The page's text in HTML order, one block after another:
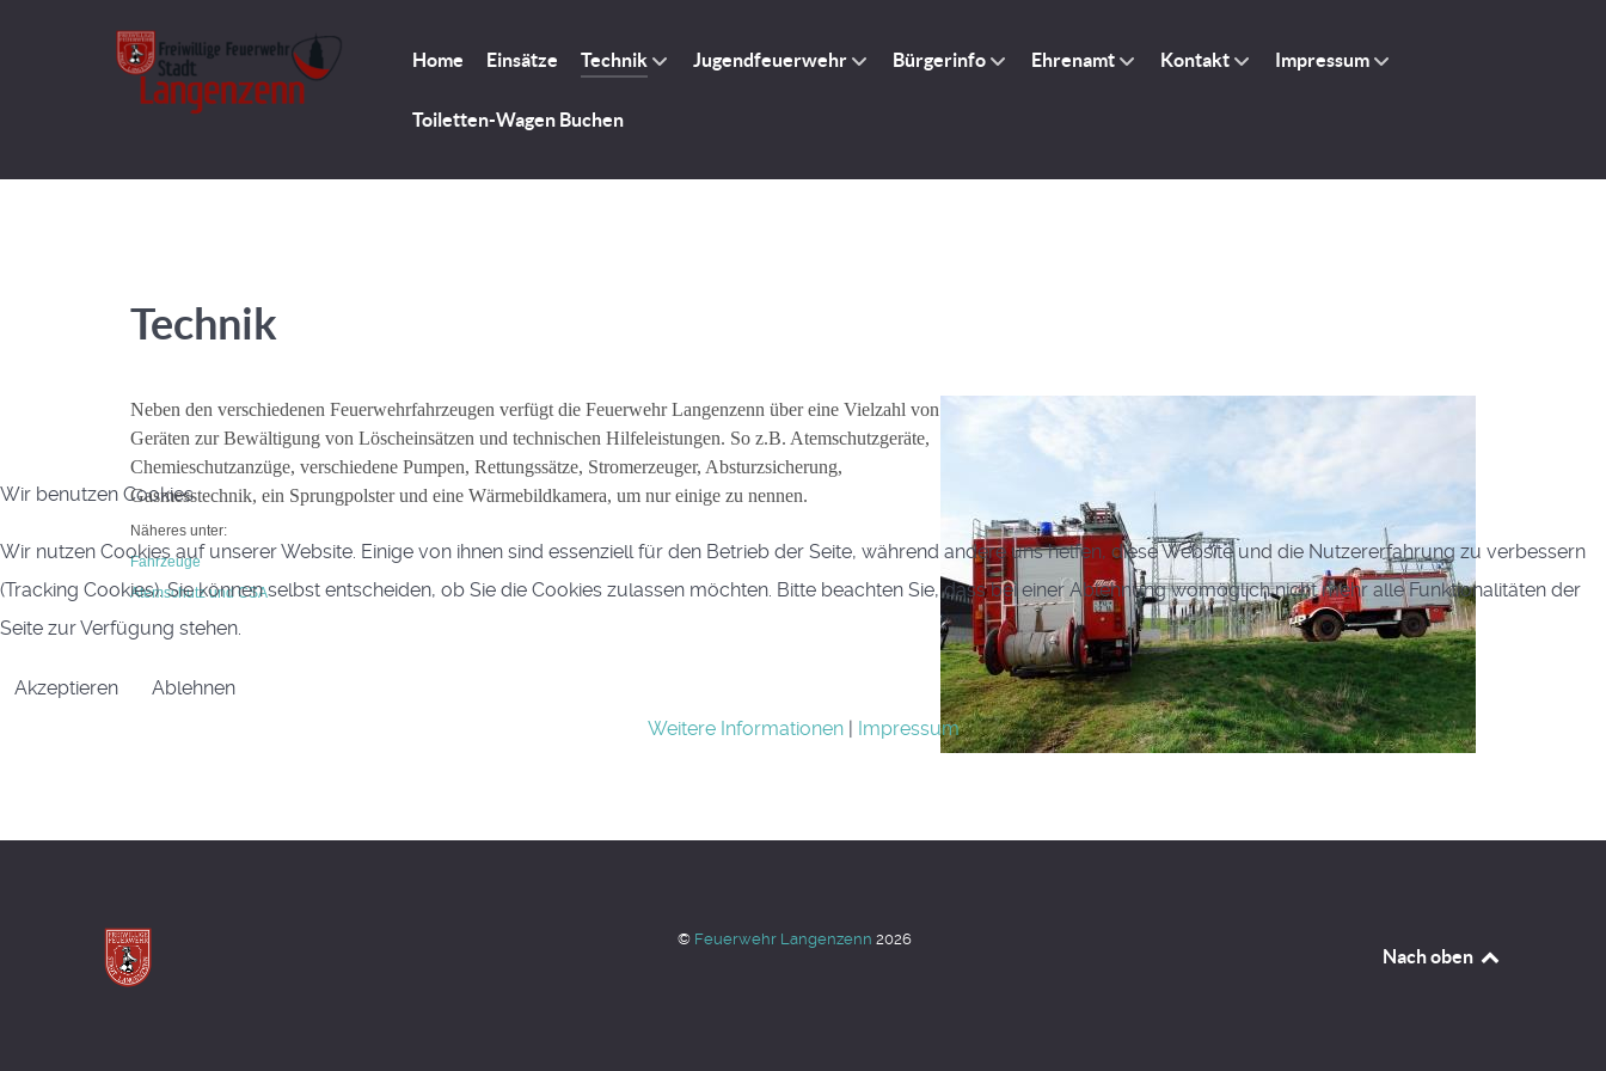
Home Einsätze Technik Jugendfeuerwehr Bürgerinfo Ehrenamt Kontakt Impressum
Toiletten-Wagen Buchen
Technik
Neben den verschiedenen Feuerwehrfahrzeugen verfügt die Feuerwehr Langenzenn über eine Vielzahl von
Geräten zur Bewältigung von Löscheinsätzen und technischen Hilfeleistungen. So z.B. Atemschutzgeräte,
Chemieschutzanzüge, verschiedene Pumpen, Rettungssätze, Stromerzeuger, Absturzsicherung,
Gasmesstechnik, ein Sprungpolster und eine Wärmebildkamera, um nur einige zu nennen.
Näheres unter:
Fahrzeuge
Atemschutz und CSA
© Feuerwehr Langenzenn 2026
Nach oben
Wir benutzen Cookies
Wir nutzen Cookies auf unserer Website. Einige von ihnen sind essenziell für den Betrieb der Seite, während andere uns helfen, diese Website und die Nutzererfahrung zu verbessern
(Tracking Cookies). Sie können selbst entscheiden, ob Sie die Cookies zulassen möchten. Bitte beachten Sie, dass bei einer Ablehnung womöglich nicht mehr alle Funktionalitäten der
Seite zur Verfügung stehen.
Akzeptieren
Ablehnen
Weitere Informationen| Impressum